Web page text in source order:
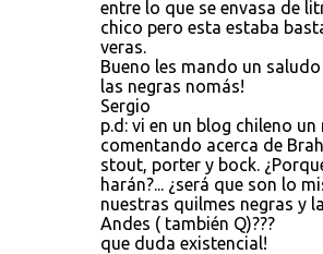
entre lo que se envasa de
chico pero esta estaba
veras.
Bueno les mando un
las negras nomás!
Sergio
p.d: vi en un blog chileno un
comentando acerca de
stout, porter y bock.
harán?... ¿será que son lo
nuestras quilmes negras y
Andes ( también Q)???
que duda existencial!